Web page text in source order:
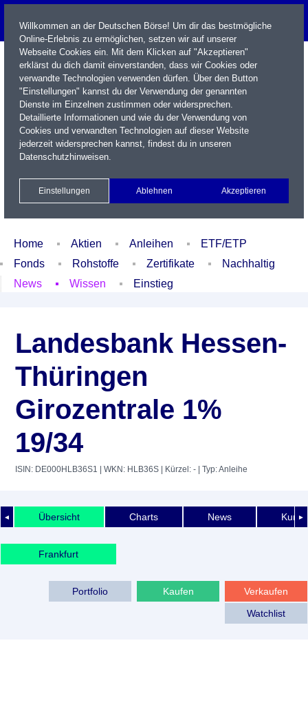
Name / WKN / ISIN / Kürzel
Xetra Realtime
Watchlist Portfolio Login
Home Aktien Anleihen
ETF/ETP
Fonds
Rohstoffe Zertifikate
Nachhaltig
News
Wissen Einstieg
Landesbank Hessen-
Thüringen
Girozentrale 1%
19/34
ISIN: DE000HLB36S1 | WKN: HLB36S | Kürzel: - | Typ: Anleihe
◄ ►
Übersicht Charts News
Frankfurt
Verkaufen
Kaufen
Portfolio
Watchlist
Willkommen an der Deutschen Börse! Um dir das bestmögliche
Online-Erlebnis zu ermöglichen, setzen wir auf unserer
Webseite Cookies ein. Mit dem Klicken auf "Akzeptieren"
erklärst du dich damit einverstanden, dass wir Cookies oder
verwandte Technologien verwenden dürfen. Über den Button
"Einstellungen" kannst du der Verwendung der genannten
Dienste im Einzelnen zustimmen oder widersprechen.
Detaillierte Informationen und wie du der Verwendung von
Cookies und verwandten Technologien auf dieser Website
jederzeit widersprechen kannst, findest du in unseren
Datenschutzhinweisen.
Einstellungen Ablehnen Akzeptieren